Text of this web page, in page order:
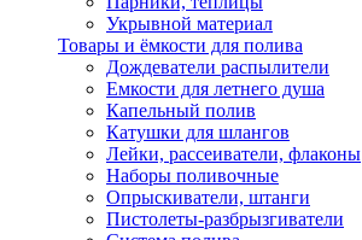
Укрывной материал
Товары и ёмкости для полива
Дождеватели распылители
Емкости для летнего душа
Капельный полив
Катушки для шлангов
Лейки, рассеиватели, флаконы
Наборы поливочные
Опрыскиватели, штанги
Пистолеты-разбрызгиватели